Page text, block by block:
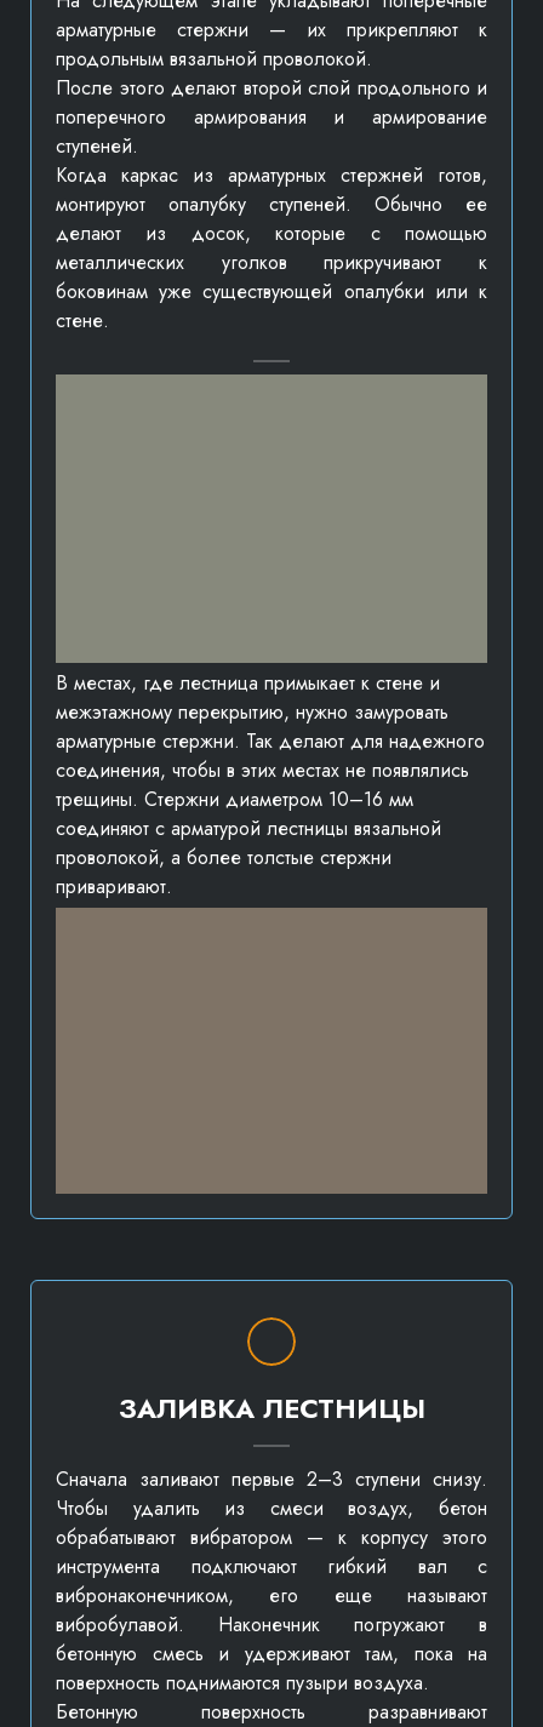
арматурные стержни — их прикрепляют к
продольным вязальной проволокой.
После этого делают второй слой продольного и
поперечного армирования и армирование
ступеней.
Когда каркас из арматурных стержней готов,
монтируют опалубку ступеней. Обычно ее
делают из досок, которые с помощью
металлических уголков прикручивают к
боковинам уже существующей опалубки или к
стене.
В местах, где лестница примыкает к стене и
межэтажному перекрытию, нужно замуровать
арматурные стержни. Так делают для надежного
соединения, чтобы в этих местах не появлялись
трещины. Стержни диаметром 10–16 мм
соединяют с арматурой лестницы вязальной
проволокой, а более толстые стержни
приваривают.
ЗАЛИВКА ЛЕСТНИЦЫ
Сначала заливают первые 2–3 ступени снизу.
Чтобы удалить из смеси воздух, бетон
обрабатывают вибратором — к корпусу этого
инструмента подключают гибкий вал с
вибронаконечником, его еще называют
вибробулавой. Наконечник погружают в
бетонную смесь и удерживают там, пока на
поверхность поднимаются пузыри воздуха.
Бетонную поверхность разравнивают